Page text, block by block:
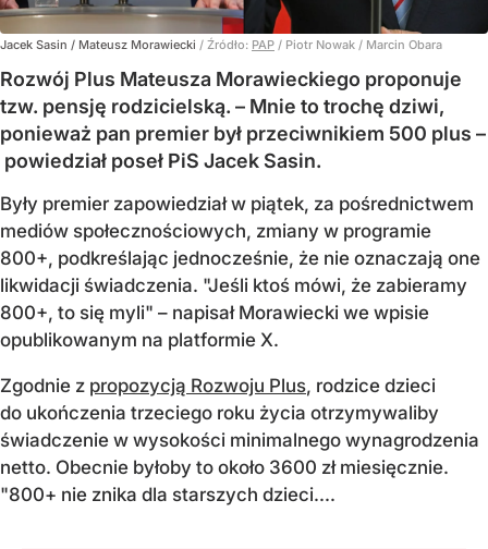
Jacek Sasin / Mateusz Morawiecki / Źródło: PAP / Piotr Nowak / Marcin Obara
Rozwój Plus Mateusza Morawieckiego proponuje
tzw. pensję rodzicielską. – Mnie to trochę dziwi,
ponieważ pan premier był przeciwnikiem 500 plus –
powiedział poseł PiS Jacek Sasin.
Były premier zapowiedział w piątek, za pośrednictwem
mediów społecznościowych, zmiany w programie
800+, podkreślając jednocześnie, że nie oznaczają one
likwidacji świadczenia. "Jeśli ktoś mówi, że zabieramy
800+, to się myli" – napisał Morawiecki we wpisie
opublikowanym na platformie X.
Zgodnie z propozycją Rozwoju Plus, rodzice dzieci
do ukończenia trzeciego roku życia otrzymywaliby
świadczenie w wysokości minimalnego wynagrodzenia
netto. Obecnie byłoby to około 3600 zł miesięcznie.
"800+ nie znika dla starszych dzieci....